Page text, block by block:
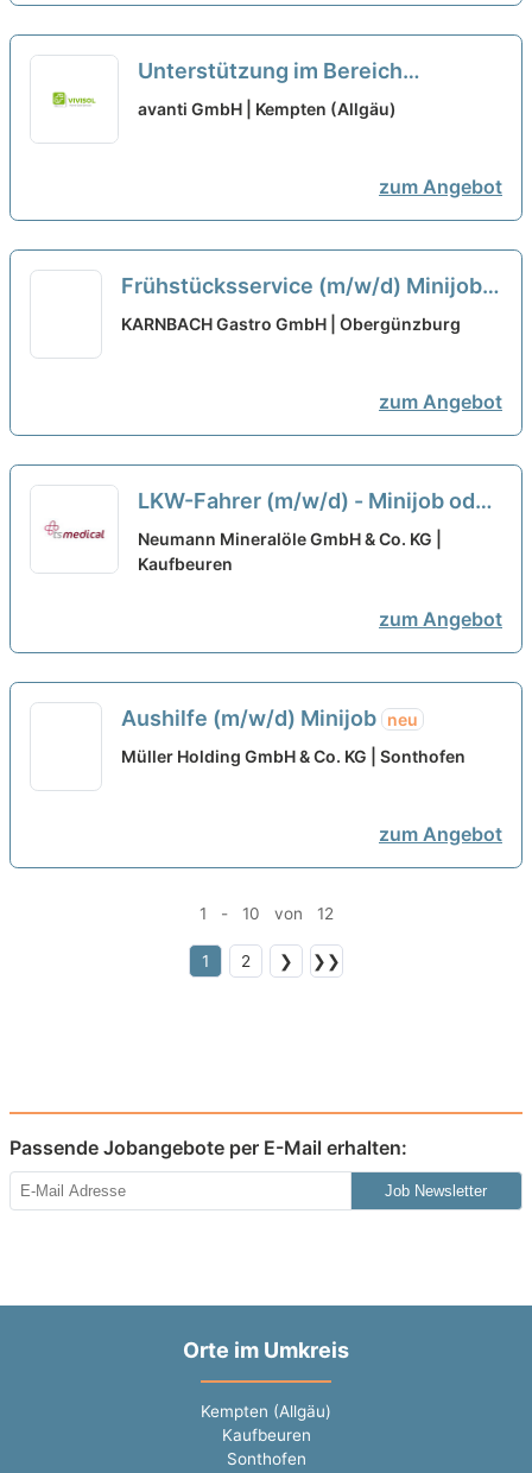
Unterstützung im Bereich
Marketing (m/w/d) als Minijob oder
avanti GmbH | Kempten (Allgäu)
zum Angebot
Frühstücksservice (m/w/d) Minijob
neu
KARNBACH Gastro GmbH | Obergünzburg
zum Angebot
LKW-Fahrer (m/w/d) - Minijob oder
Teilzeit neu
Neumann Mineralöle GmbH & Co. KG |
Kaufbeuren
zum Angebot
Aushilfe (m/w/d) Minijob neu
Müller Holding GmbH & Co. KG | Sonthofen
zum Angebot
1 - 10 von 12
1 2 ❯ ❯❯
Passende Jobangebote per E-Mail erhalten:
Job Newsletter
Orte im Umkreis
Kempten (Allgäu)
Kaufbeuren
Sonthofen